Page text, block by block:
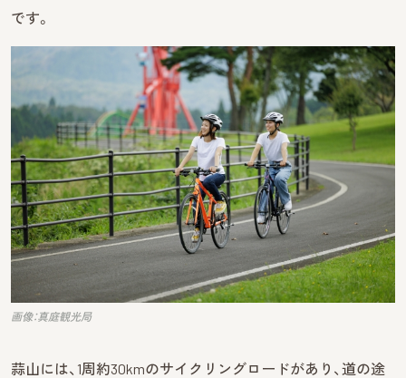
です。
画像：真庭観光局
蒜山には、1周約30kmのサイクリングロードがあり、道の途